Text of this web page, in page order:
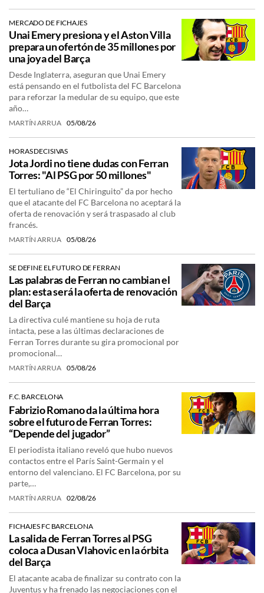
MERCADO DE FICHAJES
Unai Emery presiona y el Aston Villa
prepara un ofertón de 35 millones por
una joya del Barça
Desde Inglaterra, aseguran que Unai Emery
está pensando en el futbolista del FC Barcelona
para reforzar la medular de su equipo, que este
año…
MARTÍN ARRUA 05/08/26
HORAS DECISIVAS
Jota Jordi no tiene dudas con Ferran
Torres: "Al PSG por 50 millones"
El tertuliano de “El Chiringuito” da por hecho
que el atacante del FC Barcelona no aceptará la
oferta de renovación y será traspasado al club
francés.
MARTÍN ARRUA 05/08/26
SE DEFINE EL FUTURO DE FERRAN
Las palabras de Ferran no cambian el
plan: esta será la oferta de renovación
del Barça
La directiva culé mantiene su hoja de ruta
intacta, pese a las últimas declaraciones de
Ferran Torres durante su gira promocional por
promocional…
MARTÍN ARRUA 05/08/26
F.C. BARCELONA
Fabrizio Romano da la última hora
sobre el futuro de Ferran Torres:
“Depende del jugador”
El periodista italiano reveló que hubo nuevos
contactos entre el París Saint-Germain y el
entorno del valenciano. El FC Barcelona, por su
parte,…
MARTÍN ARRUA 02/08/26
FICHAJES FC BARCELONA
La salida de Ferran Torres al PSG
coloca a Dusan Vlahovic en la órbita
del Barça
El atacante acaba de finalizar su contrato con la
Juventus y ha frenado las negociaciones con el